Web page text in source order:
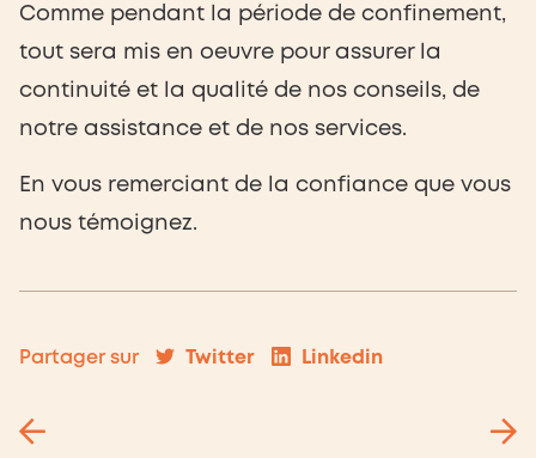
Comme pendant la période de confinement,
tout sera mis en oeuvre pour assurer la
continuité et la qualité de nos conseils, de
notre assistance et de nos services.
En vous remerciant de la confiance que vous
nous témoignez.
Partager sur Twitter Linkedin